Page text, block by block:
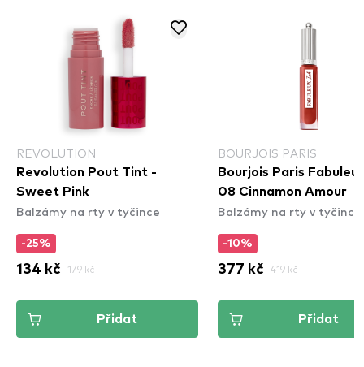
REVOLUTION
Revolution Pout Tint -
Sweet Pink
Balzámy na rty v tyčince
-25%
134 kč 179 kč
Přidat
BOURJOIS PARIS
Bourjois Paris
08 Cinnamon Amour
Balzámy na rty v tyčince
-10%
377 kč 419 kč
Přidat